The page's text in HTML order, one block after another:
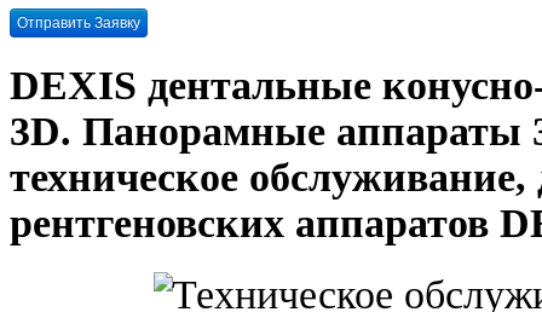
DEXIS дентальные
3D. Панорамные
техническое
рентгеновских аппаратов